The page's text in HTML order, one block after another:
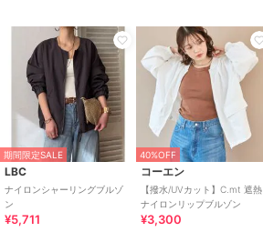
期間限定SALE
LBC
ナイロンシャーリングブルゾ
ン
¥5,711
40%OFF
コーエン
【撥水/UVカット】C.mt 遮熱
ナイロンリップブルゾン
¥3,300